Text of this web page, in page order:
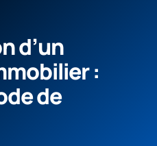
d’un
:
de